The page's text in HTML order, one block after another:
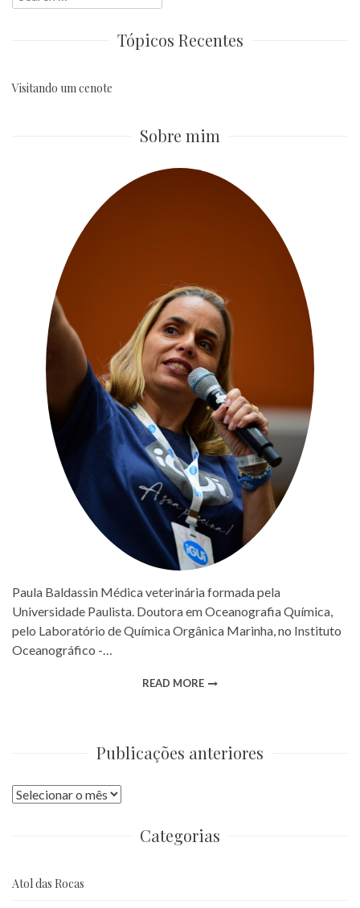
for:
Tópicos Recentes
Visitando um cenote
Sobre mim
Paula Baldassin Médica veterinária formada pela
Universidade Paulista. Doutora em Oceanografia Química,
pelo Laboratório de Química Orgânica Marinha, no Instituto
Oceanográfico -…
READ MORE
Publicações anteriores
Publicações
Categorias
Atol das Rocas